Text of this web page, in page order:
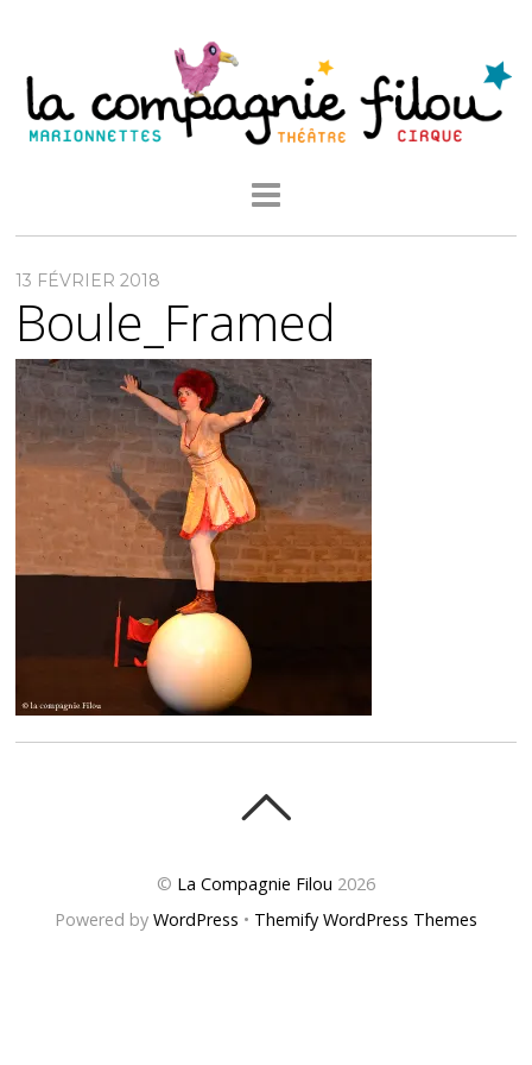
13 FÉVRIER 2018
Boule_Framed
© La Compagnie Filou 2026
Powered by WordPress • Themify WordPress Themes